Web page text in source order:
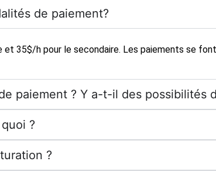
de paiement?
35$/h pour le secondaire. Les paiements se
paiement ? Y a-t-il des possibilités
?
?